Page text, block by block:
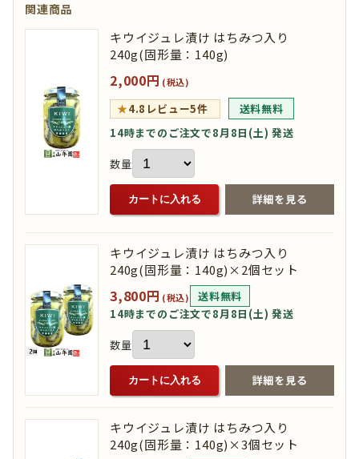
関連商品
キウイジュレ漬け はちみつ入り
240g(固形量：140g)
2,000円 (税込)
★4.8 レビュー5件
送料無料
14時までのご注文で8月8日(土) 発送
数量
カートに入れる 詳細を見る
キウイジュレ漬け はちみつ入り
240g(固形量：140g)×2個セット
3,800円 (税込)
送料無料
14時までのご注文で8月8日(土) 発送
数量
カートに入れる 詳細を見る
キウイジュレ漬け はちみつ入り
240g(固形量：140g)×3個セット